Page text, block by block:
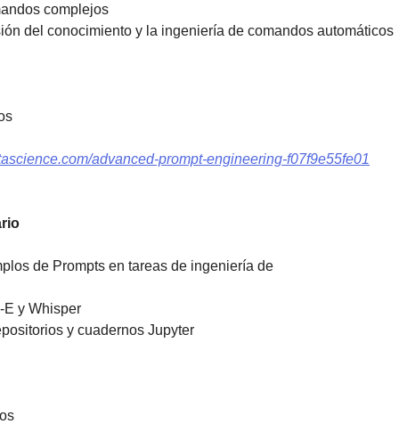
complejos
del conocimiento y la ingeniería de comandos automáticos
advanced-prompt-engineering-f07f9e55fe01
de Prompts en tareas de ingeniería de
y Whisper
y cuadernos Jupyter